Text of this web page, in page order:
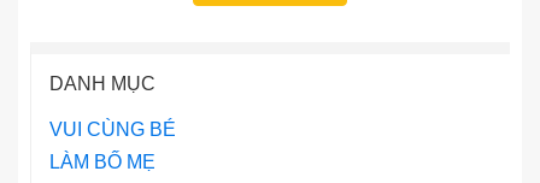
DANH MỤC
VUI CÙNG BÉ
LÀM BỐ MẸ